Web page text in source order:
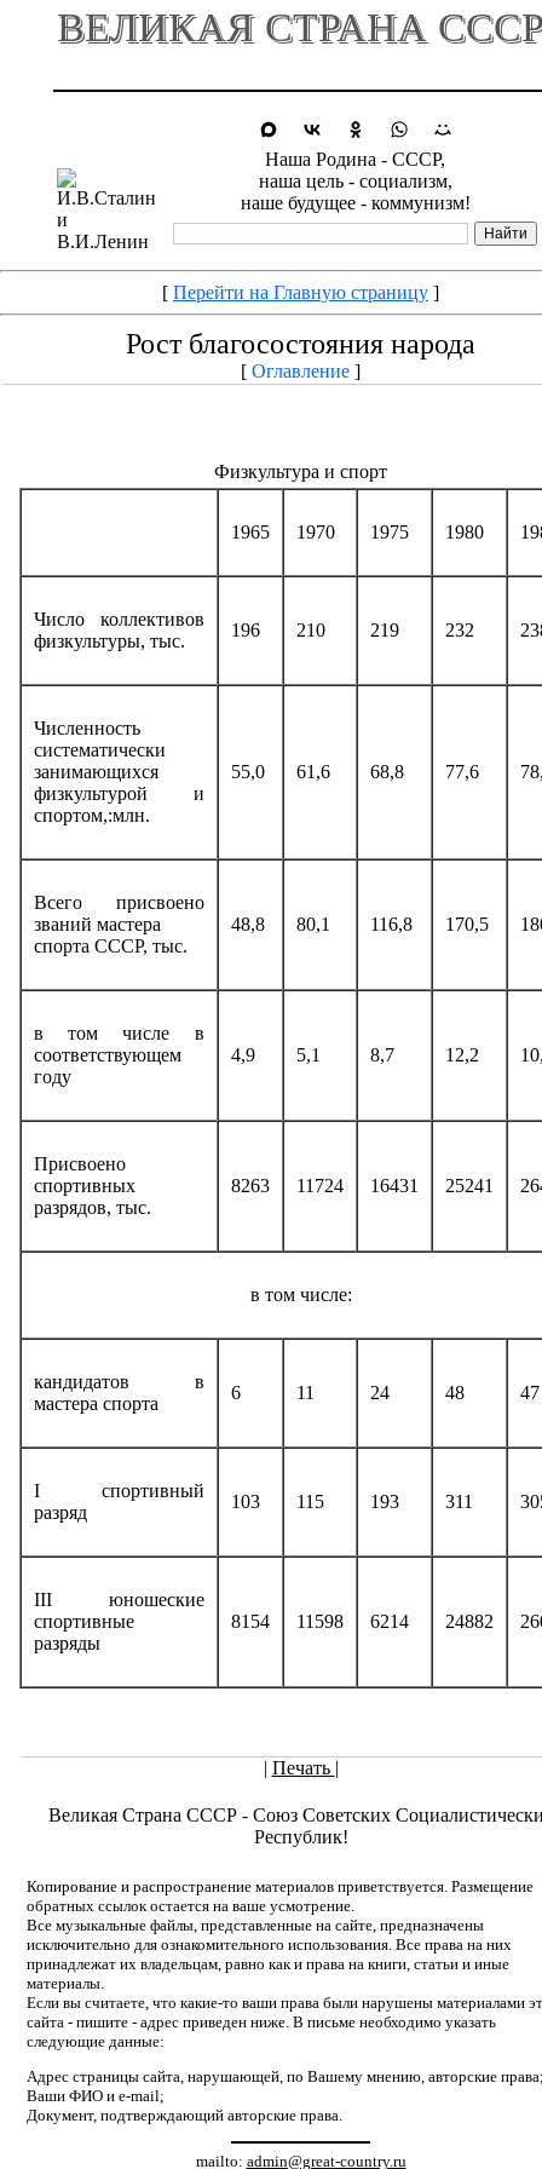
ВЕЛИКАЯ СТРАНА
Наша Родина - СССР,
наша цель - социализм,
наше будущее - коммунизм!
[ Перейти на Главную страницу ]
Рост благосостояния народа
[ Оглавление ]
Физкультура и спорт
1965 1970 1975 1980
Число коллективов
физкультуры, тыс.
196 210 219 232
Численность
систематически
занимающихся
физкультурой и
спортом,:млн.
55,0 61,6 68,8 77,6
Всего присвоено
званий мастера
спорта СССР, тыс.
48,8 80,1 116,8 170,5
в том числе в
соответствующем
году
4,9 5,1 8,7 12,2
Присвоено
спортивных
разрядов, тыс.
8263 11724 16431 25241
в том числе:
кандидатов в
мастера спорта
6 11 24 48 47
I спортивный
разряд
103 115 193 311
III юношеские
спортивные
разряды
8154 11598 6214 24882
| Печать |
Великая Страна СССР - Союз Советских
Республик!
Копирование и распространение материалов приветствуется. Размещение
обратных ссылок остается на ваше усмотрение.
Все музыкальные файлы, представленные на сайте, предназначены
исключительно для ознакомительного использования. Все права на них
принадлежат их владельцам, равно как и права на книги, статьи и иные
материалы.
Если вы считаете, что какие-то ваши права были нарушены материалами
сайта - пишите - адрес приведен ниже. В письме необходимо указать
следующие данные:
Адрес страницы сайта, нарушающей, по Вашему мнению, авторские
Ваши ФИО и e-mail;
Документ, подтверждающий авторские права.
mailto: admin@great-country.ru